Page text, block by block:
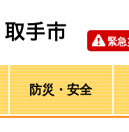
緊急
防災・安全